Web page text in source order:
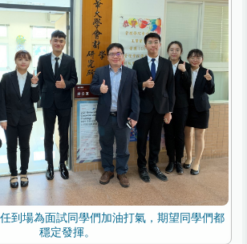
到場為面試同學們加油打氣，期望同學們都
穩定發揮。